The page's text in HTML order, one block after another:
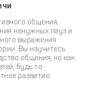
общения,
ненужных пауз и
выражения
Вы научитесь
общения, но как
будь то
развитие.